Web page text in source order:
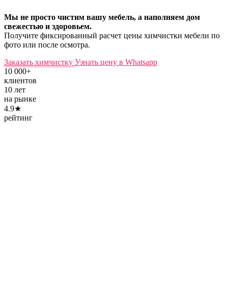
Мы не просто чистим вашу мебель, а наполняем дом
свежестью и здоровьем.
Получите фиксированный расчет цены химчистки мебели по
фото или после осмотра.
Заказать химчистку Узнать цену в Whatsapp
10 000+
клиентов
10 лет
на рынке
4.9★
рейтинг